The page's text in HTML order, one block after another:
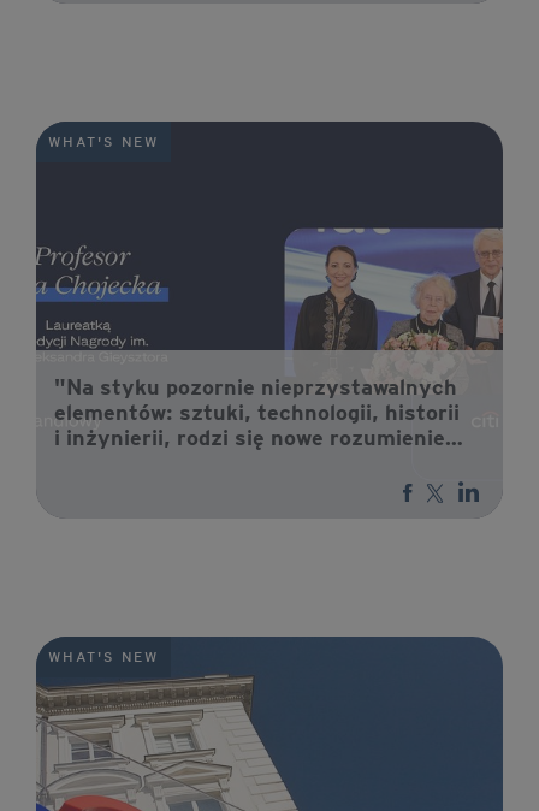
WHAT'S NEW
"Na styku pozornie nieprzystawalnych
elementów: sztuki, technologii, historii
i inżynierii, rodzi się nowe rozumienie
laureatką XXVII edycji Nagrody im.
prof. Aleksandra Gieysztora.
WHAT'S NEW